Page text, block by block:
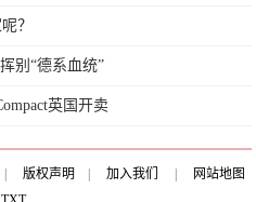
？
别“德系血统”
英国开卖
版权声明 加入我们
网站地图